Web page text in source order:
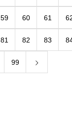
59 60 61
81 82 83
99